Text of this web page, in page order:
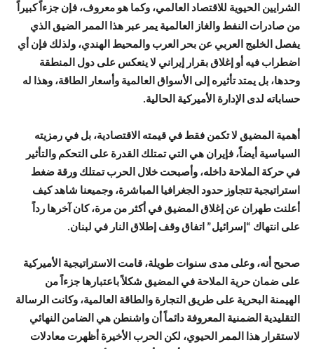
الشرايين الحيوية للاقتصاد العالمي، وكما هو معروف، فإن جزءاً كبيراً
من صادرات النفط والغاز العالمية يمر عبر هذا الممر الضيق الذي
يفصل الخليج العربي عن بحر العرب والمحيط الهندي، ولذلك فإن أي
اضطراب فيه أو إغلاق بقرار إيراني لا ينعكس على دول المنطقة
وحدها، بل يمتد تأثيره إلى الأسواق العالمية وأسعار الطاقة، وهذا له
حساباته لدى الإدارة الأميركية الحالية.
أهمية المضيق لا تكمن فقط في قيمته الاقتصادية، بل في رمزيته
السياسية أيضاً، فإيران هي التي تمتلك القدرة على التحكم والتأثير
في حركة الملاحة داخله، وأصبحت خلال الحرب تمتلك ورقة ضغط
استراتيجية تتجاوز حدود الجغرافيا المباشرة، وجميعنا شاهد كيف
أعلنت طهران عن إغلاق المضيق في أكثر من مرة، كان آخرها رداً
على انتهاك “إسرائيل” اتفاق وقف إطلاق النار في لبنان.
صحيح أنه، وعلى مدى سنوات طويلة، قامت الاستراتيجية الأميركية
على ضمان حرية الملاحة في المضيق شكلاً باعتبارها جزءاً من
الهيمنة البحرية على طريق التجارة والطاقة العالمية، وكانت الرسالة
التقليدية الضمنية المعروفة دائماً أن واشنطن هي الضامن النهائي
لاستقرار هذا الممر الحيوي، لكن الحرب الأخيرة أظهرت معادلات